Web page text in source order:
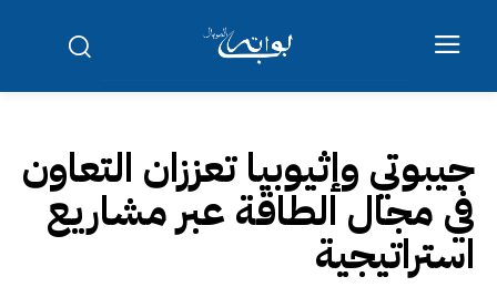
جيبوتي وإثيوبيا تعززان التعاون
في مجال الطاقة عبر مشاريع
استراتيجية